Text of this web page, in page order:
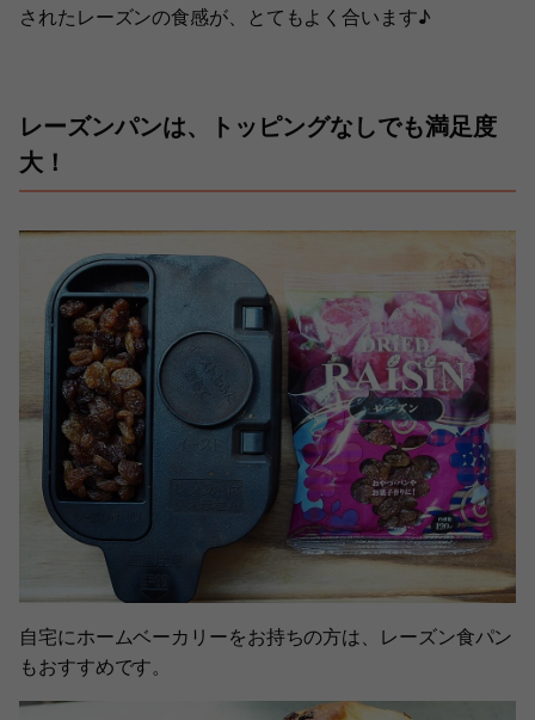
されたレーズンの食感が、とてもよく合います♪
レーズンパンは、トッピングなしでも満足度
大！
自宅にホームベーカリーをお持ちの方は、レーズン食パン
もおすすめです。